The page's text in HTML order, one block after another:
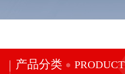
产品分类 PRODUCT